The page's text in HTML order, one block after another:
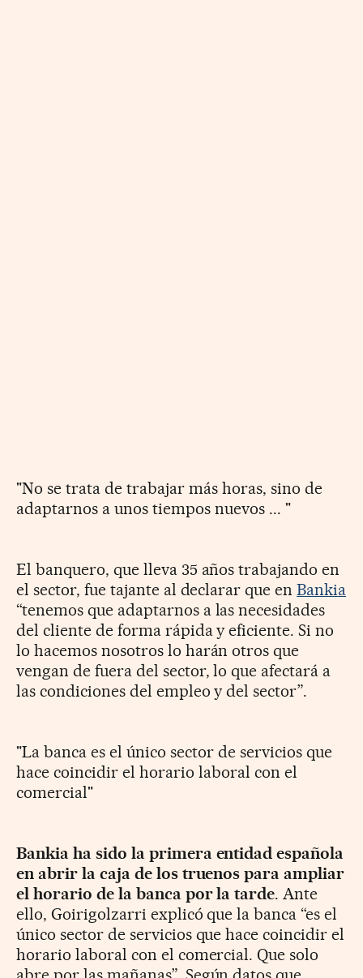
"No se trata de trabajar más horas, sino de
adaptarnos a unos tiempos nuevos ... "
El banquero, que lleva 35 años trabajando en
el sector, fue tajante al declarar que enBankia
“tenemos que adaptarnos a las necesidades
del cliente de forma rápida y eficiente. Si no
lo hacemos nosotros lo harán otros que
vengan de fuera del sector, lo que afectará a
las condiciones del empleo y del sector”.
"La banca es el único sector de servicios que
hace coincidir el horario laboral con el
comercial"
Bankia ha sido la primera entidad española
en abrir la caja de los truenos para ampliar
el horario de la banca por la tarde. Ante
ello, Goirigolzarri explicó que la banca “es el
único sector de servicios que hace coincidir el
horario laboral con el comercial. Que solo